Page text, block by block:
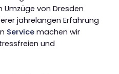
Umzüge von Dresden
jahrelangen Erfahrung
Service machen wir
und